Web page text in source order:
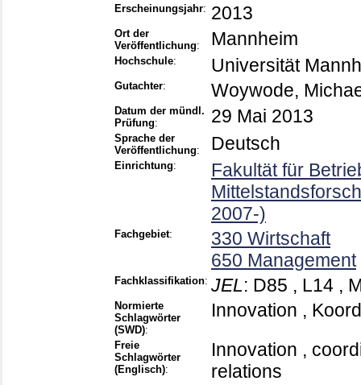
Erscheinungsjahr: 2013
Ort der
Veröffentlichung: Mannheim
Hochschule: Universität
Gutachter: Woywode,
Datum der mündl.
Prüfung: 29 Mai 2013
Sprache der
Veröffentlichung: Deutsch
Einrichtung:
Fakultät für
2007-)
Fachgebiet:
330 Wirtschaft
650 Management
Fachklassifikation: JEL: D85 , L14 ,
Normierte
Schlagwörter
(SWD):
Innovation ,
Freie
Schlagwörter
(Englisch):
Innovation ,
relations